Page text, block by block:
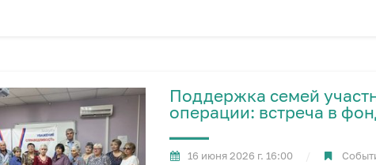
Поддержка семей
операции: встреча в
16 июня 2026 г. 16:00